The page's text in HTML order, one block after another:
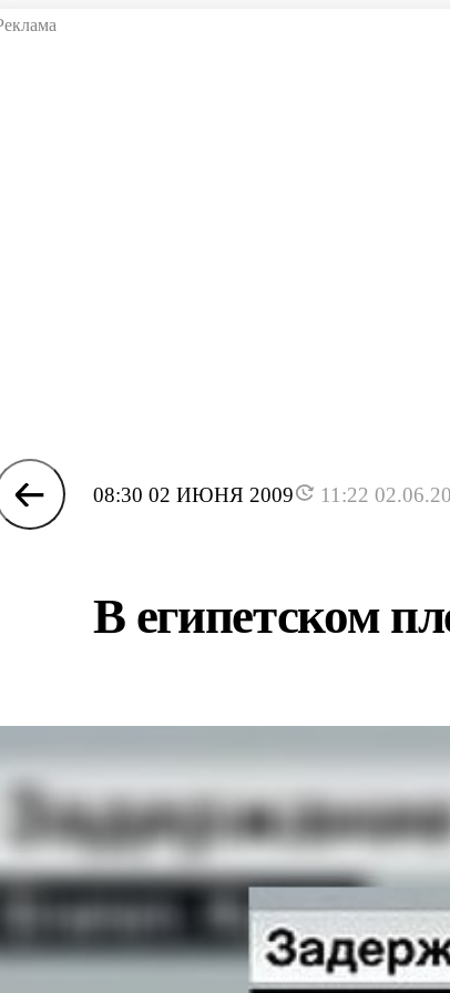
08:30 02 ИЮНЯ 2009 11:22
В египетском